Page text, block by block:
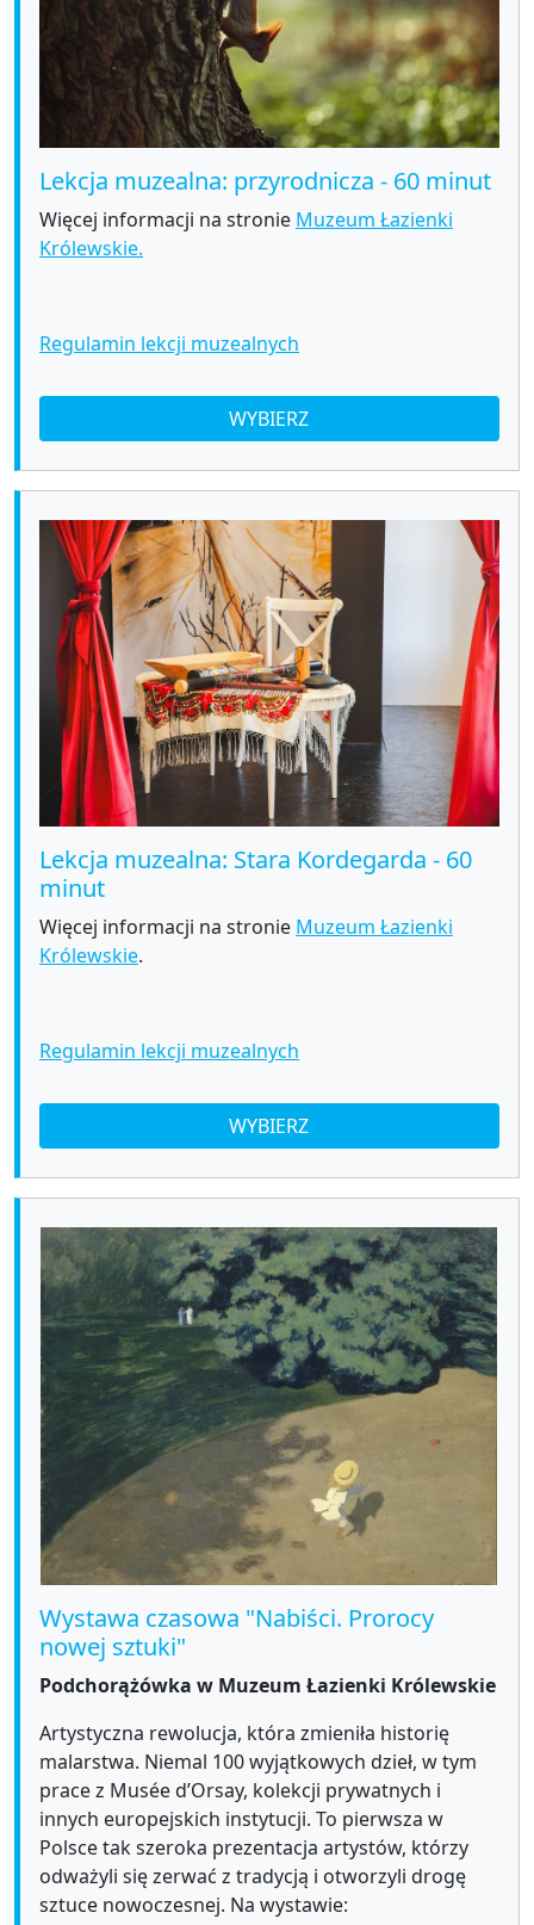
Lekcja muzealna: przyrodnicza - 60 minut
Więcej informacji na stronie Muzeum Łazienki
Królewskie.
Regulamin lekcji muzealnych
WYBIERZ
Lekcja muzealna: Stara Kordegarda - 60
minut
Więcej informacji na stronie Muzeum Łazienki
Królewskie.
Regulamin lekcji muzealnych
WYBIERZ
Wystawa czasowa "Nabiści. Prorocy
nowej sztuki"
Podchorążówka w Muzeum Łazienki Królewskie
Artystyczna rewolucja, która zmieniła historię
malarstwa. Niemal 100 wyjątkowych dzieł, w tym
prace z Musée d’Orsay, kolekcji prywatnych i
innych europejskich instytucji. To pierwsza w
Polsce tak szeroka prezentacja artystów, którzy
odważyli się zerwać z tradycją i otworzyli drogę
sztuce nowoczesnej. Na wystawie: